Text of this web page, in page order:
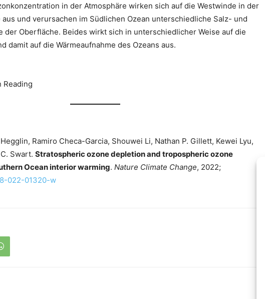
in der Atmosphäre wirken sich auf die Westwinde in der
und verursachen im Südlichen Ozean unterschiedliche Salz- und
der Oberfläche. Beides wirkt sich in unterschiedlicher Weise auf die
damit auf die Wärmeaufnahme des Ozeans aus.
Reading
Ramiro Checa-Garcia, Shouwei Li, Nathan P. Gillett, Kewei Lyu,
Swart. Stratospheric ozone depletion and tropospheric ozone
Ocean interior warming. Nature Climate Change, 2022;
022-01320-w